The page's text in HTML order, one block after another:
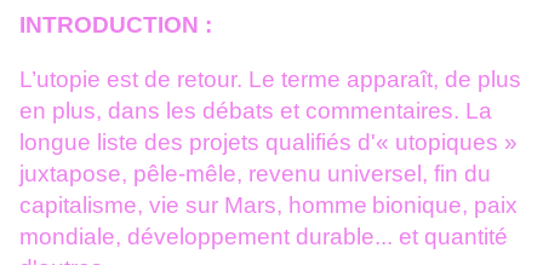
INTRODUCTION :
L’utopie est de retour. Le terme apparaît, de plus
en plus, dans les débats et commentaires. La
longue liste des projets qualifiés d'« utopiques »
juxtapose, pêle-mêle, revenu universel, fin du
capitalisme, vie sur Mars, homme bionique, paix
mondiale, développement durable... et quantité